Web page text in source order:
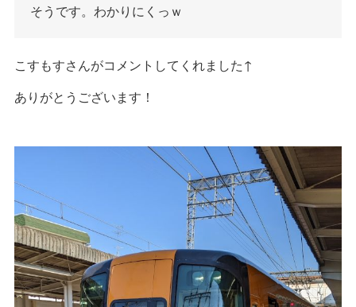
そうです。わかりにくっｗ
こすもすさんがコメントしてくれました↑
ありがとうございます！